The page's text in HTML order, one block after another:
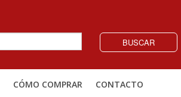
BUSCAR
CÓMO COMPRAR CONTACTO